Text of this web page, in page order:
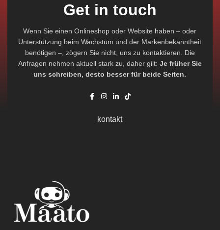
Get in touch
Wenn Sie einen Onlineshop oder Website haben – oder
Unterstützung beim Wachstum und der Markenbekanntheit
benötigen –, zögern Sie nicht, uns zu kontaktieren. Die
Anfragen nehmen aktuell stark zu, daher gilt: Je früher Sie
uns schreiben, desto besser für beide Seiten.
kontakt